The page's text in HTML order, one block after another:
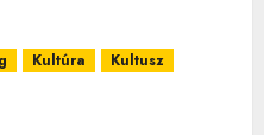
Kultúra
Kultusz